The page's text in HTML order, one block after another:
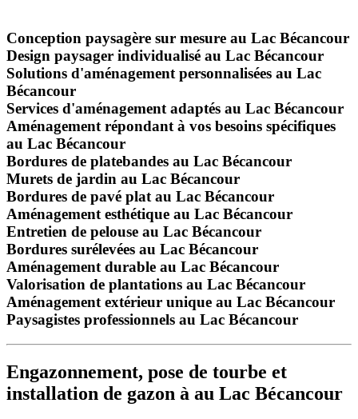
Conception paysagère sur mesure au Lac Bécancour
Design paysager individualisé au Lac Bécancour
Solutions d'aménagement personnalisées au Lac
Bécancour
Services d'aménagement adaptés au Lac Bécancour
Aménagement répondant à vos besoins spécifiques
au Lac Bécancour
Bordures de platebandes au Lac Bécancour
Murets de jardin au Lac Bécancour
Bordures de pavé plat au Lac Bécancour
Aménagement esthétique au Lac Bécancour
Entretien de pelouse au Lac Bécancour
Bordures surélevées au Lac Bécancour
Aménagement durable au Lac Bécancour
Valorisation de plantations au Lac Bécancour
Aménagement extérieur unique au Lac Bécancour
Paysagistes professionnels au Lac Bécancour
Engazonnement, pose de tourbe et
installation de gazon à au Lac Bécancour